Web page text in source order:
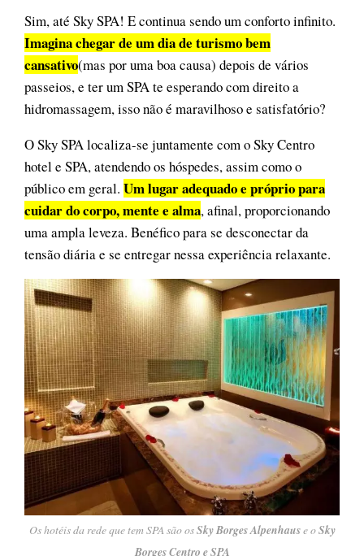
Sim, até Sky SPA! E continua sendo um conforto infinito.
Imagina chegar de um dia de turismo bem
cansativo(mas por uma boa causa) depois de vários
passeios, e ter um SPA te esperando com direito a
hidromassagem, isso não é maravilhoso e satisfatório?
O Sky SPA localiza-se juntamente com o Sky Centro
hotel e SPA, atendendo os hóspedes, assim como o
público em geral. Um lugar adequado e próprio para
cuidar do corpo, mente e alma, afinal, proporcionando
uma ampla leveza. Benéfico para se desconectar da
tensão diária e se entregar nessa experiência relaxante.
Os hotéis da rede que tem SPA são osSky Borges Alpenhause oSky
Borges Centro e SPA